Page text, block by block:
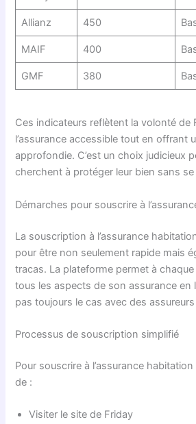
Allianz 450
MAIF 400
GMF 380
Ces indicateurs reflètent la volonté de
l’assurance accessible tout en offrant
approfondie. C’est un choix judicieux
cherchent à protéger leur bien sans se
Démarches pour souscrire à
La souscription à l’assurance
pour être non seulement rapide mais
tracas. La plateforme permet à
tous les aspects de son assurance en
pas toujours le cas avec des
Processus de souscription simplifié
Pour souscrire à l’assurance
de :
Visiter le site de Friday